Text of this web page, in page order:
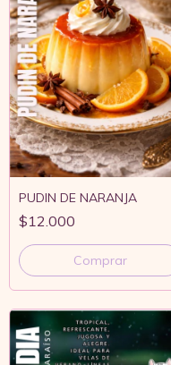
PUDIN DE NARANJA
$12.000
Comprar